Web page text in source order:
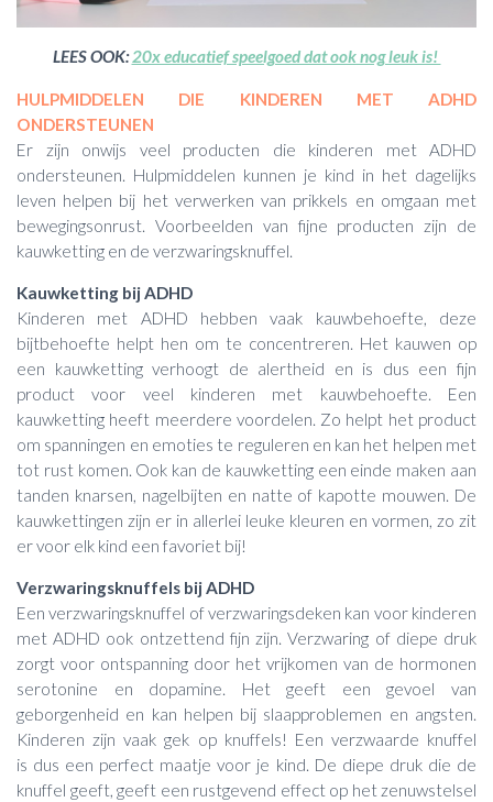
LEES OOK:20x educatief speelgoed dat ook nog leuk is!
HULPMIDDELEN DIE KINDEREN MET ADHD
ONDERSTEUNEN
Er zijn onwijs veel producten die kinderen met ADHD
ondersteunen. Hulpmiddelen kunnen je kind in het dagelijks
leven helpen bij het verwerken van prikkels en omgaan met
bewegingsonrust. Voorbeelden van fijne producten zijn de
kauwketting en de verzwaringsknuffel.
Kauwketting bij ADHD
Kinderen met ADHD hebben vaak kauwbehoefte, deze
bijtbehoefte helpt hen om te concentreren. Het kauwen op
een kauwketting verhoogt de alertheid en is dus een fijn
product voor veel kinderen met kauwbehoefte. Een
kauwketting heeft meerdere voordelen. Zo helpt het product
om spanningen en emoties te reguleren en kan het helpen met
tot rust komen. Ook kan de kauwketting een einde maken aan
tanden knarsen, nagelbijten en natte of kapotte mouwen. De
kauwkettingen zijn er in allerlei leuke kleuren en vormen, zo zit
er voor elk kind een favoriet bij!
Verzwaringsknuffels bij ADHD
Een verzwaringsknuffel of verzwaringsdeken kan voor kinderen
met ADHD ook ontzettend fijn zijn. Verzwaring of diepe druk
zorgt voor ontspanning door het vrijkomen van de hormonen
serotonine en dopamine. Het geeft een gevoel van
geborgenheid en kan helpen bij slaapproblemen en angsten.
Kinderen zijn vaak gek op knuffels! Een verzwaarde knuffel
is dus een perfect maatje voor je kind. De diepe druk die de
knuffel geeft, geeft een rustgevend effect op het zenuwstelsel